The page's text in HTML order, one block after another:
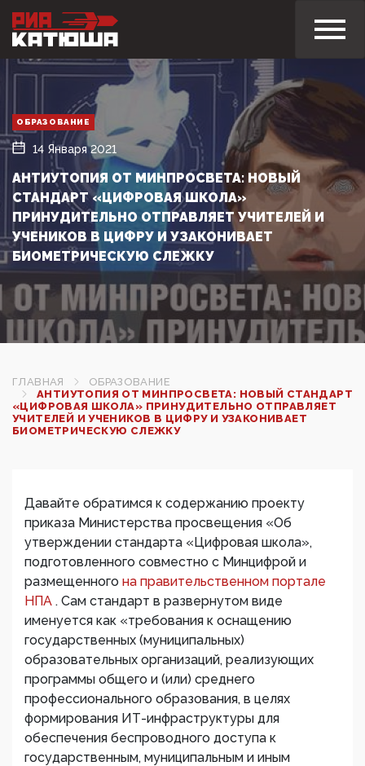
ОБРАЗОВАНИЕ
14 Января 2021
АНТИУТОПИЯ ОТ МИНПРОСВЕТА: НОВЫЙ
СТАНДАРТ «ЦИФРОВАЯ ШКОЛА»
ПРИНУДИТЕЛЬНО ОТПРАВЛЯЕТ УЧИТЕЛЕЙ И
УЧЕНИКОВ В ЦИФРУ И УЗАКОНИВАЕТ
БИОМЕТРИЧЕСКУЮ СЛЕЖКУ
ГЛАВНАЯ
ОБРАЗОВАНИЕ
АНТИУТОПИЯ ОТ МИНПРОСВЕТА: НОВЫЙ СТАНДАРТ
«ЦИФРОВАЯ ШКОЛА» ПРИНУДИТЕЛЬНО ОТПРАВЛЯЕТ
УЧИТЕЛЕЙ И УЧЕНИКОВ В ЦИФРУ И УЗАКОНИВАЕТ
БИОМЕТРИЧЕСКУЮ СЛЕЖКУ
Давайте обратимся к содержанию проекту
приказа Министерства просвещения «Об
утверждении стандарта «Цифровая школа»,
подготовленного совместно с Минцифрой и
размещенного на правительственном портале
НПА . Сам стандарт в развернутом виде
именуется как «требования к оснащению
государственных (муниципальных)
образовательных организаций, реализующих
программы общего и (или) среднего
профессионального образования, в целях
формирования ИТ-инфраструктуры для
обеспечения беспроводного доступа к
государственным, муниципальным и иным